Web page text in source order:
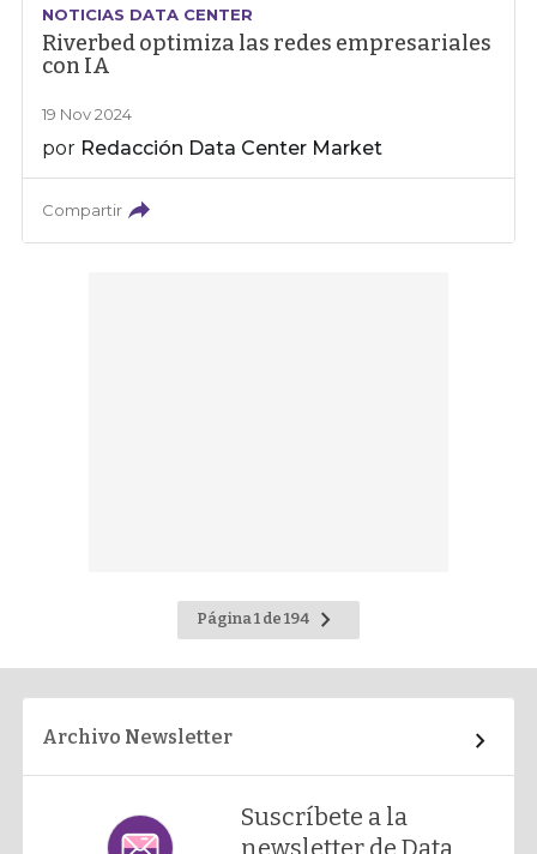
NOTICIAS DATA CENTER
Riverbed optimiza las redes empresariales
con IA
19 Nov 2024
por Redacción Data Center Market
Compartir
Página 1 de 194 Ir
a
Archivo Newsletter
Suscríbete a la
newsletter de Data